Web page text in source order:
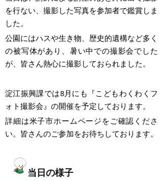
を行ない、撮影した写真を参加者で鑑賞しま
した。
公園にはハスや生き物、歴史的遺構など多く
の被写体があり、暑い中での撮影会でした
が、皆さん熱心に撮影しておられました。
淀江振興課では8月にも『こどもわくわくフ
ォト撮影会』の開催を予定しております。
詳細は米子市ホームページをご確認くださ
い。 皆さんのご参加をお待ちしております。
当日の様子